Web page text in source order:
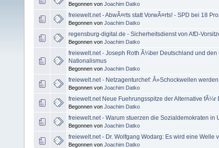
Begonnen von Joachim Datko
freiewelt.net - AbwÃ¤rts statt VorwÃ¤rts! - SPD bei 18
Begonnen von Joachim Datko
regensburg-digital.de - Sicherheitsdienst von AfD-
Begonnen von Joachim Datko
freiewelt.net - Joseph Roth Ã¼ber Deutschland und den
Nationalismus
Begonnen von Joachim Datko
freiewelt.net - Netzagenturchef: Â»Schockwellen
Begonnen von Joachim Datko
freiewelt.net Neue Fuehrungsspitze der Alternative fÃ¼r
Begonnen von Joachim Datko
freiewelt.net - Warum stuerzen die Sozialdemokraten in
Begonnen von Joachim Datko
freiewelt.net - Dr. Wolfgang Wodarg: Es wird eine Welle
Begonnen von Joachim Datko